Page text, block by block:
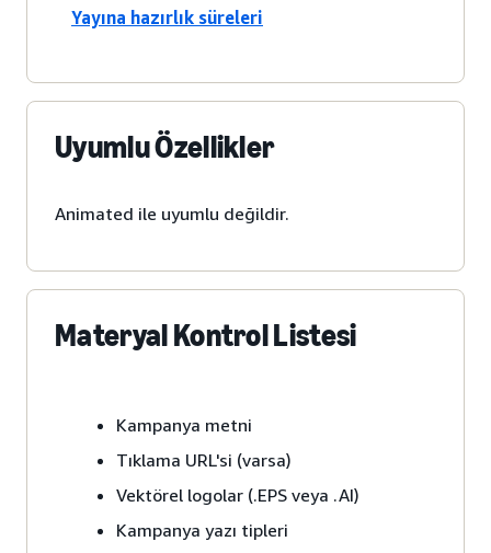
Yayına hazırlık süreleri
Uyumlu Özellikler
Animated ile uyumlu değildir.
Materyal Kontrol Listesi
Kampanya metni
Tıklama URL'si (varsa)
Vektörel logolar (.EPS veya .AI)
Kampanya yazı tipleri